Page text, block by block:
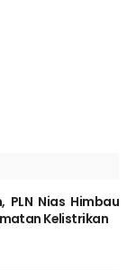
PLN Nias Himbau
Kelistrikan